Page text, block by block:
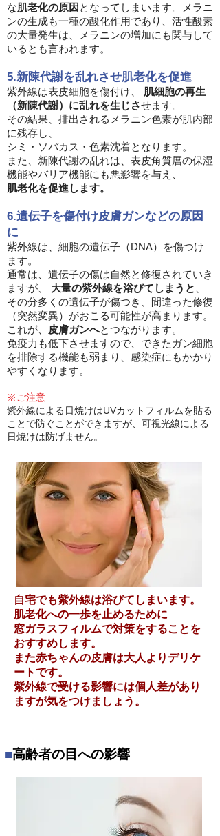
な肌老化の原因 となってしまいます。メラニ
ンの生成も一種の酸化作用であり、活性酸素
の大量発生は、メラニンの増加にも関与して
いるとも言われます。
5.新陳代謝を乱れさせ肌老化を促進
紫外線は表皮細胞を傷付け、 肌細胞の再生
（新陳代謝）に乱れを生じさせます。
その結果、排出されるメラニン色素が肌内部
に残存し、
シミ・ソバカス・色素沈着となります。
また、新陳代謝の乱れは、表皮角質層の保湿
機能やバリア機能にも悪影響を与え、
肌老化を促進します。
6.遺伝子を傷付け皮膚ガンなどの原因
に
紫外線は、細胞の遺伝子（DNA）を傷つけ
ます。
通常は、遺伝子の傷は自然と修復されていき
ますが、 大量の紫外線を浴びてしまうと
その分多くの遺伝子が傷つき、間違った修復
（突然変異）がおこる可能性が高まります。
これが、
皮膚ガンへとつながります。
免疫力も低下させますので、できたガン細胞
を排除する機能も弱まり、感染症にもかかり
やすくなります。
※ご注意
紫外線による日焼けはUVカットフィルムを貼る
ことで防ぐことができますが、可視光線による
日焼けは防げません。
自宅でも紫外線は浴びてしまいます。
肌老化への一歩を止めるために
窓ガラスフィルムで対策をすることを
おすすめします。
また赤ちゃんの皮膚は大人よりデリケ
ートです。
紫外線で受ける影響には個人差があり
ますが気をつけましょう。
■高齢者の目への影響